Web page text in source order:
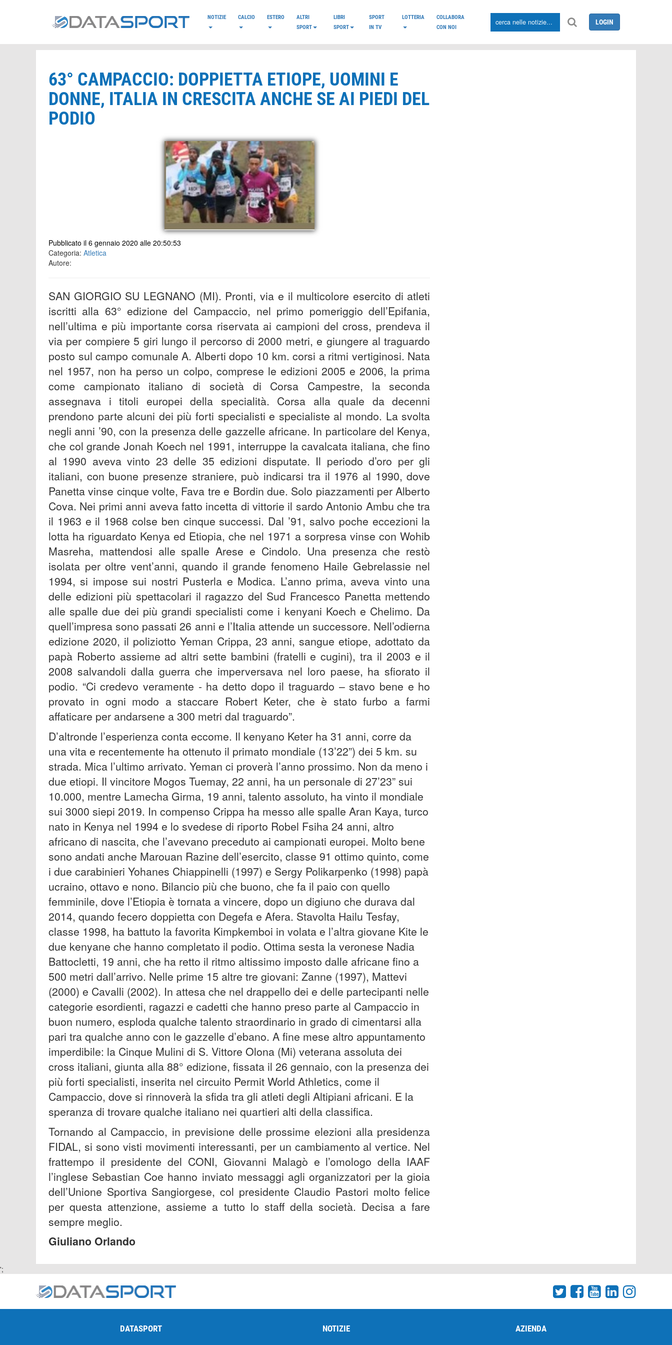
NOTIZIE CALCIO ESTERO
ALTRI
SPORT
LIBRI
SPORT
SPORT
IN TV
LOTTERIA
COLLABORA
CON NOI
LOGIN
63° CAMPACCIO: DOPPIETTA ETIOPE, UOMINI E
DONNE, ITALIA IN CRESCITA ANCHE SE AI PIEDI DEL
PODIO
Pubblicato il 6 gennaio 2020 alle 20:50:53
Categoria: Atletica
Autore:
SAN GIORGIO SU LEGNANO (MI). Pronti, via e il multicolore esercito di atleti
iscritti alla 63° edizione del Campaccio, nel primo pomeriggio dell’Epifania,
nell’ultima e più importante corsa riservata ai campioni del cross, prendeva il
via per compiere 5 giri lungo il percorso di 2000 metri, e giungere al traguardo
posto sul campo comunale A. Alberti dopo 10 km. corsi a ritmi vertiginosi. Nata
nel 1957, non ha perso un colpo, comprese le edizioni 2005 e 2006, la prima
come campionato italiano di società di Corsa Campestre, la seconda
assegnava i titoli europei della specialità. Corsa alla quale da decenni
prendono parte alcuni dei più forti specialisti e specialiste al mondo. La svolta
negli anni ’90, con la presenza delle gazzelle africane. In particolare del Kenya,
che col grande Jonah Koech nel 1991, interruppe la cavalcata italiana, che fino
al 1990 aveva vinto 23 delle 35 edizioni disputate. Il periodo d’oro per gli
italiani, con buone presenze straniere, può indicarsi tra il 1976 al 1990, dove
Panetta vinse cinque volte, Fava tre e Bordin due. Solo piazzamenti per Alberto
Cova. Nei primi anni aveva fatto incetta di vittorie il sardo Antonio Ambu che tra
il 1963 e il 1968 colse ben cinque successi. Dal ’91, salvo poche eccezioni la
lotta ha riguardato Kenya ed Etiopia, che nel 1971 a sorpresa vinse con Wohib
Masreha, mattendosi alle spalle Arese e Cindolo. Una presenza che restò
isolata per oltre vent’anni, quando il grande fenomeno Haile Gebrelassie nel
1994, si impose sui nostri Pusterla e Modica. L’anno prima, aveva vinto una
delle edizioni più spettacolari il ragazzo del Sud Francesco Panetta mettendo
alle spalle due dei più grandi specialisti come i kenyani Koech e Chelimo. Da
quell’impresa sono passati 26 anni e l’Italia attende un successore. Nell’odierna
edizione 2020, il poliziotto Yeman Crippa, 23 anni, sangue etiope, adottato da
papà Roberto assieme ad altri sette bambini (fratelli e cugini), tra il 2003 e il
2008 salvandoli dalla guerra che imperversava nel loro paese, ha sfiorato il
podio. “Ci credevo veramente - ha detto dopo il traguardo – stavo bene e ho
provato in ogni modo a staccare Robert Keter, che è stato furbo a farmi
affaticare per andarsene a 300 metri dal traguardo”.
D’altronde l’esperienza conta eccome. Il kenyano Keter ha 31 anni, corre da
una vita e recentemente ha ottenuto il primato mondiale (13’22”) dei 5 km. su
strada. Mica l’ultimo arrivato. Yeman ci proverà l’anno prossimo. Non da meno i
due etiopi. Il vincitore Mogos Tuemay, 22 anni, ha un personale di 27’23” sui
10.000, mentre Lamecha Girma, 19 anni, talento assoluto, ha vinto il mondiale
sui 3000 siepi 2019. In compenso Crippa ha messo alle spalle Aran Kaya, turco
nato in Kenya nel 1994 e lo svedese di riporto Robel Fsiha 24 anni, altro
africano di nascita, che l’avevano preceduto ai campionati europei. Molto bene
sono andati anche Marouan Razine dell’esercito, classe 91 ottimo quinto, come
i due carabinieri Yohanes Chiappinelli (1997) e Sergy Polikarpenko (1998) papà
ucraino, ottavo e nono. Bilancio più che buono, che fa il paio con quello
femminile, dove l’Etiopia è tornata a vincere, dopo un digiuno che durava dal
2014, quando fecero doppietta con Degefa e Afera. Stavolta Hailu Tesfay,
classe 1998, ha battuto la favorita Kimpkemboi in volata e l’altra giovane Kite le
due kenyane che hanno completato il podio. Ottima sesta la veronese Nadia
Battocletti, 19 anni, che ha retto il ritmo altissimo imposto dalle africane fino a
500 metri dall’arrivo. Nelle prime 15 altre tre giovani: Zanne (1997), Mattevi
(2000) e Cavalli (2002). In attesa che nel drappello dei e delle partecipanti nelle
categorie esordienti, ragazzi e cadetti che hanno preso parte al Campaccio in
buon numero, esploda qualche talento straordinario in grado di cimentarsi alla
pari tra qualche anno con le gazzelle d’ebano. A fine mese altro appuntamento
imperdibile: la Cinque Mulini di S. Vittore Olona (Mi) veterana assoluta dei
cross italiani, giunta alla 88° edizione, fissata il 26 gennaio, con la presenza dei
più forti specialisti, inserita nel circuito Permit World Athletics, come il
Campaccio, dove si rinnoverà la sfida tra gli atleti degli Altipiani africani. E la
speranza di trovare qualche italiano nei quartieri alti della classifica.
Tornando al Campaccio, in previsione delle prossime elezioni alla presidenza
FIDAL, si sono visti movimenti interessanti, per un cambiamento al vertice. Nel
frattempo il presidente del CONI, Giovanni Malagò e l’omologo della IAAF
l’inglese Sebastian Coe hanno inviato messaggi agli organizzatori per la gioia
dell’Unione Sportiva Sangiorgese, col presidente Claudio Pastori molto felice
per questa attenzione, assieme a tutto lo staff della società. Decisa a fare
sempre meglio.
Giuliano Orlando
';
DATASPORT NOTIZIE AZIENDA